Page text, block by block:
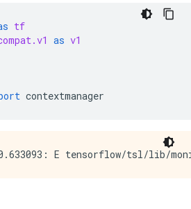
tf
as v1
contextmanager